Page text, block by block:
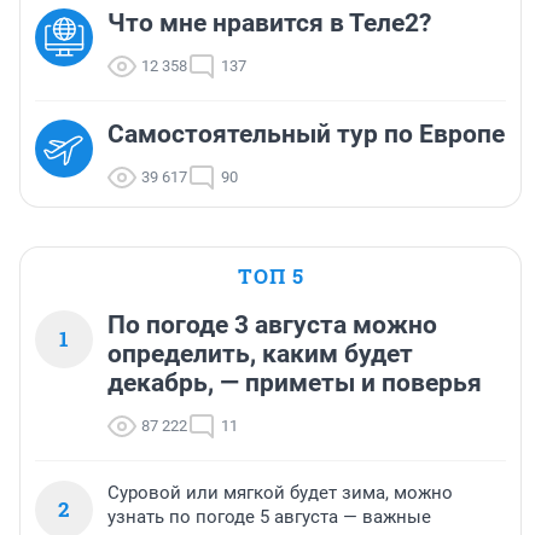
Что мне нравится в Теле2?
12 358 137
Самостоятельный тур по Европе
39 617 90
ТОП 5
1
По погоде 3 августа можно
определить, каким будет
декабрь, — приметы и поверья
87 222 11
2
Суровой или мягкой будет зима, можно
узнать по погоде 5 августа — важные